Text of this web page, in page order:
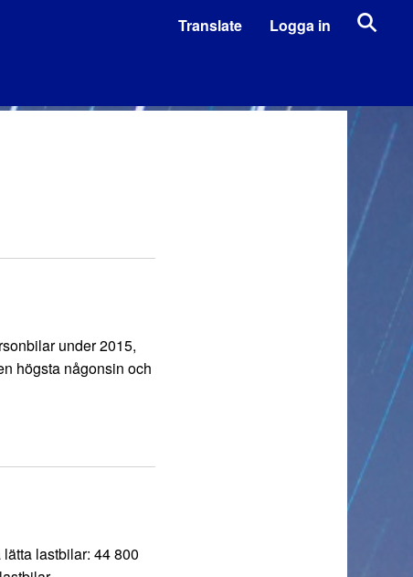
Translate Logga in
under 2015,
högsta någonsin och
lastbilar: 44 800